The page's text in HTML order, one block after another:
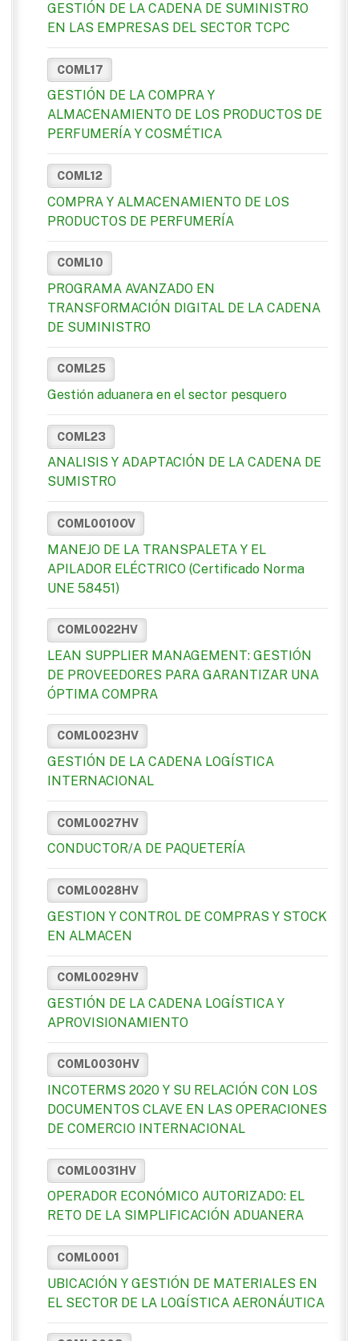
GESTIÓN DE LA CADENA DE SUMINISTRO
EN LAS EMPRESAS DEL SECTOR TCPC
COML17
GESTIÓN DE LA COMPRA Y
ALMACENAMIENTO DE LOS PRODUCTOS DE
PERFUMERÍA Y COSMÉTICA
COML12
COMPRA Y ALMACENAMIENTO DE LOS
PRODUCTOS DE PERFUMERÍA
COML10
PROGRAMA AVANZADO EN
TRANSFORMACIÓN DIGITAL DE LA CADENA
DE SUMINISTRO
COML25
Gestión aduanera en el sector pesquero
COML23
ANALISIS Y ADAPTACIÓN DE LA CADENA DE
SUMISTRO
COML0010OV
MANEJO DE LA TRANSPALETA Y EL
APILADOR ELÉCTRICO (Certificado Norma
UNE 58451)
COML0022HV
LEAN SUPPLIER MANAGEMENT: GESTIÓN
DE PROVEEDORES PARA GARANTIZAR UNA
ÓPTIMA COMPRA
COML0023HV
GESTIÓN DE LA CADENA LOGÍSTICA
INTERNACIONAL
COML0027HV
CONDUCTOR/A DE PAQUETERÍA
COML0028HV
GESTION Y CONTROL DE COMPRAS Y STOCK
EN ALMACEN
COML0029HV
GESTIÓN DE LA CADENA LOGÍSTICA Y
APROVISIONAMIENTO
COML0030HV
INCOTERMS 2020 Y SU RELACIÓN CON LOS
DOCUMENTOS CLAVE EN LAS OPERACIONES
DE COMERCIO INTERNACIONAL
COML0031HV
OPERADOR ECONÓMICO AUTORIZADO: EL
RETO DE LA SIMPLIFICACIÓN ADUANERA
COML0001
UBICACIÓN Y GESTIÓN DE MATERIALES EN
EL SECTOR DE LA LOGÍSTICA AERONÁUTICA